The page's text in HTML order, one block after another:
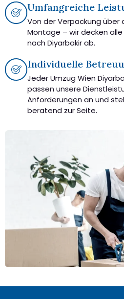
Umfangreiche
Von der Verpackung über
Montage – wir decken
nach Diyarbakir ab.
Individuelle
Jeder Umzug Wien
passen unsere
Anforderungen an und
beratend zur Seite.